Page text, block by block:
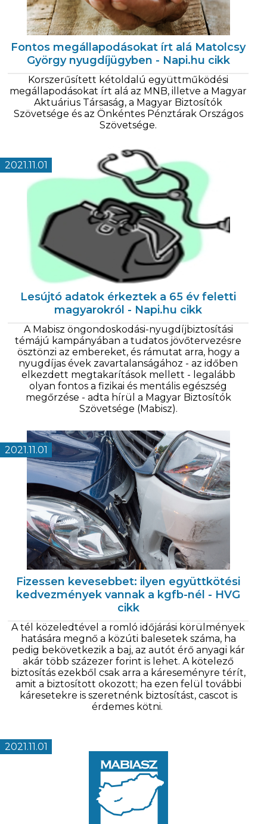
Fontos megállapodásokat írt alá Matolcsy
György nyugdíjügyben - Napi.hu cikk
Korszerűsített kétoldalú együttműködési
megállapodásokat írt alá az MNB, illetve a Magyar
Aktuárius Társaság, a Magyar Biztosítók
Szövetsége és az Önkéntes Pénztárak Országos
Szövetsége.
2021.11.01
Lesújtó adatok érkeztek a 65 év feletti
magyarokról - Napi.hu cikk
A Mabisz öngondoskodási-nyugdíjbiztosítási
témájú kampányában a tudatos jövőtervezésre
ösztönzi az embereket, és rámutat arra, hogy a
nyugdíjas évek zavartalanságához - az időben
elkezdett megtakarítások mellett - legalább
olyan fontos a fizikai és mentális egészség
megőrzése - adta hírül a Magyar Biztosítók
Szövetsége (Mabisz).
2021.11.01
Fizessen kevesebbet: ilyen együttkötési
kedvezmények vannak a kgfb-nél - HVG
cikk
A tél közeledtével a romló időjárási körülmények
hatására megnő a közúti balesetek száma, ha
pedig bekövetkezik a baj, az autót érő anyagi kár
akár több százezer forint is lehet. A kötelező
biztosítás ezekből csak arra a káreseményre térít,
amit a biztosított okozott; ha ezen felül további
káresetekre is szeretnénk biztosítást, cascot is
érdemes kötni.
2021.11.01